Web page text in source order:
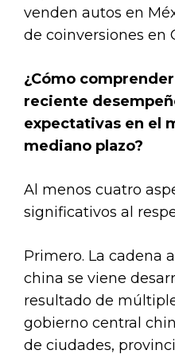
venden autos en
de coinversiones en
¿Cómo
reciente
expectativas en el
mediano plazo?
Al menos cuatro
significativos al
Primero. La cadena
china se viene
resultado de
gobierno central
de ciudades,